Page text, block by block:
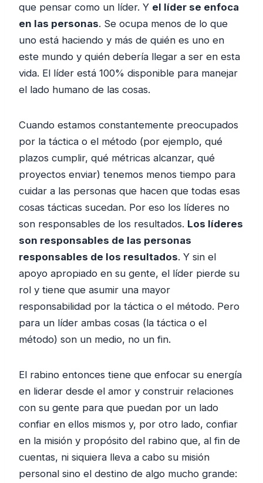
que pensar como un líder. Y el líder se enfoca
en las personas. Se ocupa menos de lo que
uno está haciendo y más de quién es uno en
este mundo y quién debería llegar a ser en esta
vida. El líder está 100% disponible para manejar
el lado humano de las cosas.
Cuando estamos constantemente preocupados
por la táctica o el método (por ejemplo, qué
plazos cumplir, qué métricas alcanzar, qué
proyectos enviar) tenemos menos tiempo para
cuidar a las personas que hacen que todas esas
cosas tácticas sucedan. Por eso los líderes no
son responsables de los resultados. Los líderes
son responsables de las personas
responsables de los resultados. Y sin el
apoyo apropiado en su gente, el líder pierde su
rol y tiene que asumir una mayor
responsabilidad por la táctica o el método. Pero
para un líder ambas cosas (la táctica o el
método) son un medio, no un fin.
El rabino entonces tiene que enfocar su energía
en liderar desde el amor y construir relaciones
con su gente para que puedan por un lado
confiar en ellos mismos y, por otro lado, confiar
en la misión y propósito del rabino que, al fin de
cuentas, ni siquiera lleva a cabo su misión
personal sino el destino de algo mucho grande: